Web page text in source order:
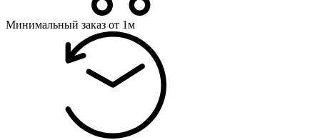
Минимальный заказ от 1м